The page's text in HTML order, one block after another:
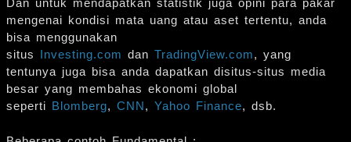
Dan untuk mendapatkan statistik juga opini para pakar
mengenai kondisi mata uang atau aset tertentu, anda
bisa menggunakan
situs Investing.com dan TradingView.com, yang
tentunya juga bisa anda dapatkan disitus-situs media
besar yang membahas ekonomi global
seperti Blomberg, CNN, Yahoo Finance, dsb.